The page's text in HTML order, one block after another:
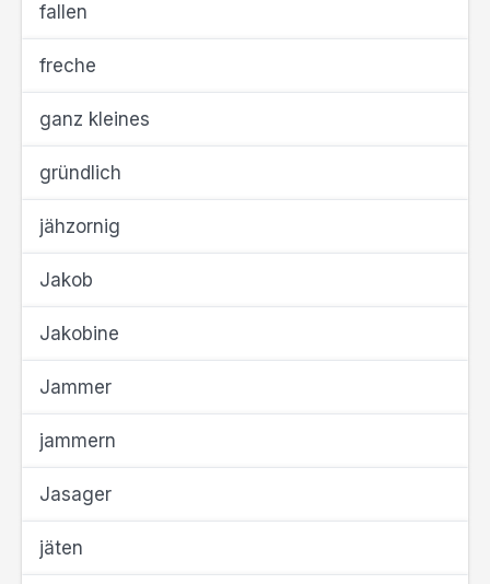
fallen
freche
ganz kleines
gründlich
jähzornig
Jakob
Jakobine
Jammer
jammern
Jasager
jäten